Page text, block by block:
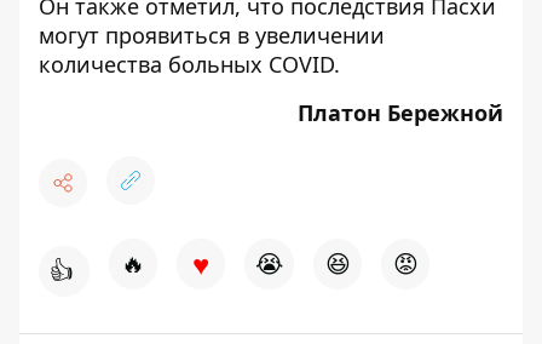
могут проявиться в увеличении
количества больных COVID.
Платон Бережной
👍 🔥 ♥ 😭 😆 😡